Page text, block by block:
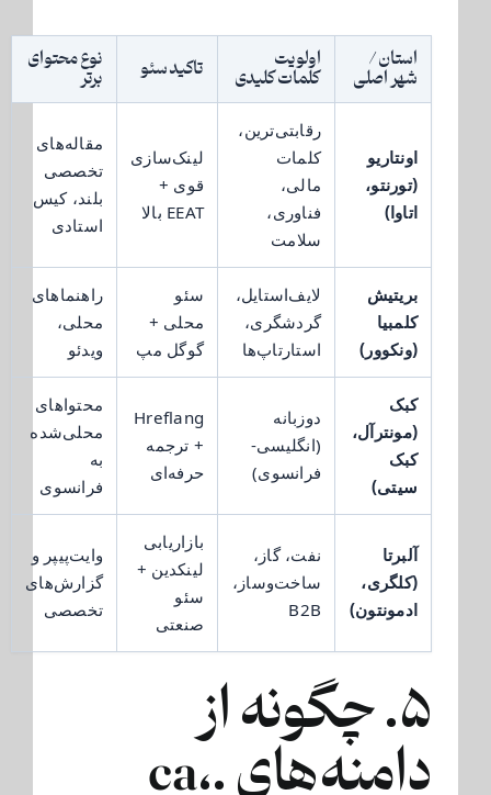
استان /
شهر اصلی
اولویت
کلمات کلیدی تاکید سئو نوع محتوای
برتر
اونتاریو
(تورنتو،
اتاوا)
رقابتی‌ترین،
کلمات
مالی،
فناوری،
سلامت
لینک‌سازی
قوی +
EEAT بالا
مقاله‌های
تخصصی
بلند، کیس
استادی
بریتیش
کلمبیا
(ونکوور)
لایف‌استایل،
گردشگری،
استارتاپ‌ها
سئو
محلی +
گوگل مپ
راهنماهای
محلی،
ویدئو
کبک
(مونترآل،
کبک
سیتی)
دوزبانه
(انگلیسی-
فرانسوی)
Hreflang
+ ترجمه
حرفه‌ای
محتواهای
محلی‌شده
به
فرانسوی
آلبرتا
(کلگری،
ادمونتون)
نفت، گاز،
ساخت‌وساز،
B2B
بازاریابی
لینکدین +
سئو
صنعتی
وایت‌پیپر و
گزارش‌های
تخصصی
۵. چگونه از
دامنه‌های .ca،